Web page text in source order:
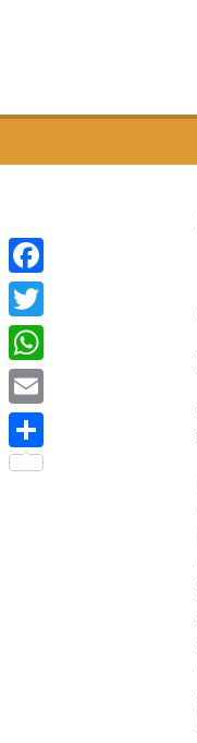
Facebook
Twitter
WhatsApp
Email
Compartir